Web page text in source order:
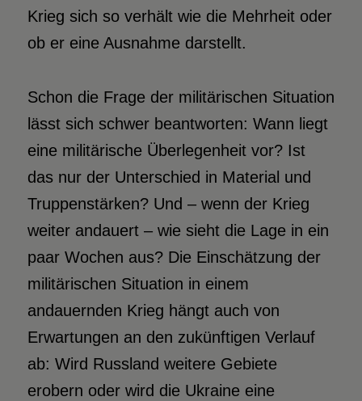
Krieg sich so verhält wie die Mehrheit oder
ob er eine Ausnahme darstellt.
Schon die Frage der militärischen Situation
lässt sich schwer beantworten: Wann liegt
eine militärische Überlegenheit vor? Ist
das nur der Unterschied in Material und
Truppenstärken? Und – wenn der Krieg
weiter andauert – wie sieht die Lage in ein
paar Wochen aus? Die Einschätzung der
militärischen Situation in einem
andauernden Krieg hängt auch von
Erwartungen an den zukünftigen Verlauf
ab: Wird Russland weitere Gebiete
erobern oder wird die Ukraine eine